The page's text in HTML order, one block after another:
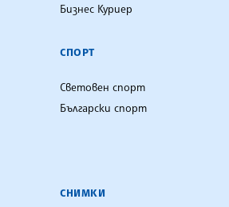
Бизнес Куриер
СПОРТ
Световен спорт
Български спорт
СНИМКИ